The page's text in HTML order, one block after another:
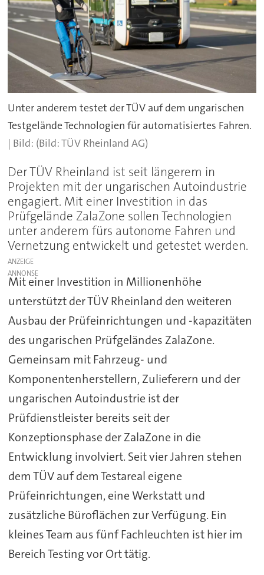
Unter anderem testet der TÜV auf dem ungarischen
Testgelände Technologien für automatisiertes Fahren.
(Bild: TÜV Rheinland AG)
Der TÜV Rheinland ist seit längerem in
Projekten mit der ungarischen Autoindustrie
engagiert. Mit einer Investition in das
Prüfgelände ZalaZone sollen Technologien
unter anderem fürs autonome Fahren und
Vernetzung entwickelt und getestet werden.
ANZEIGE
Mit einer Investition in Millionenhöhe
unterstützt der TÜV Rheinland den weiteren
Ausbau der Prüfeinrichtungen und -kapazitäten
des ungarischen Prüfgeländes ZalaZone.
Gemeinsam mit Fahrzeug- und
Komponentenherstellern, Zulieferern und der
ungarischen Autoindustrie ist der
Prüfdienstleister bereits seit der
Konzeptionsphase der ZalaZone in die
Entwicklung involviert. Seit vier Jahren stehen
dem TÜV auf dem Testareal eigene
Prüfeinrichtungen, eine Werkstatt und
zusätzliche Büroflächen zur Verfügung. Ein
kleines Team aus fünf Fachleuchten ist hier im
Bereich Testing vor Ort tätig.